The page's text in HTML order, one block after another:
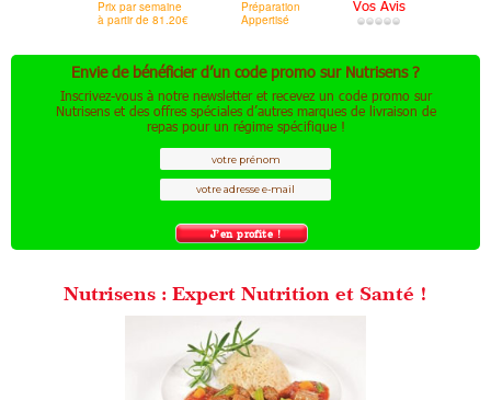
Prix par semaine
à partir de 81.20€
Préparation
Appertisé
Vos Avis
Envie de bénéficier d’un code promo sur Nutrisens ?
Inscrivez-vous à notre newsletter et recevez un code promo sur
Nutrisens et des offres spéciales d’autres marques de livraison de
repas pour un régime spécifique !
Nutrisens : Expert Nutrition et Santé !